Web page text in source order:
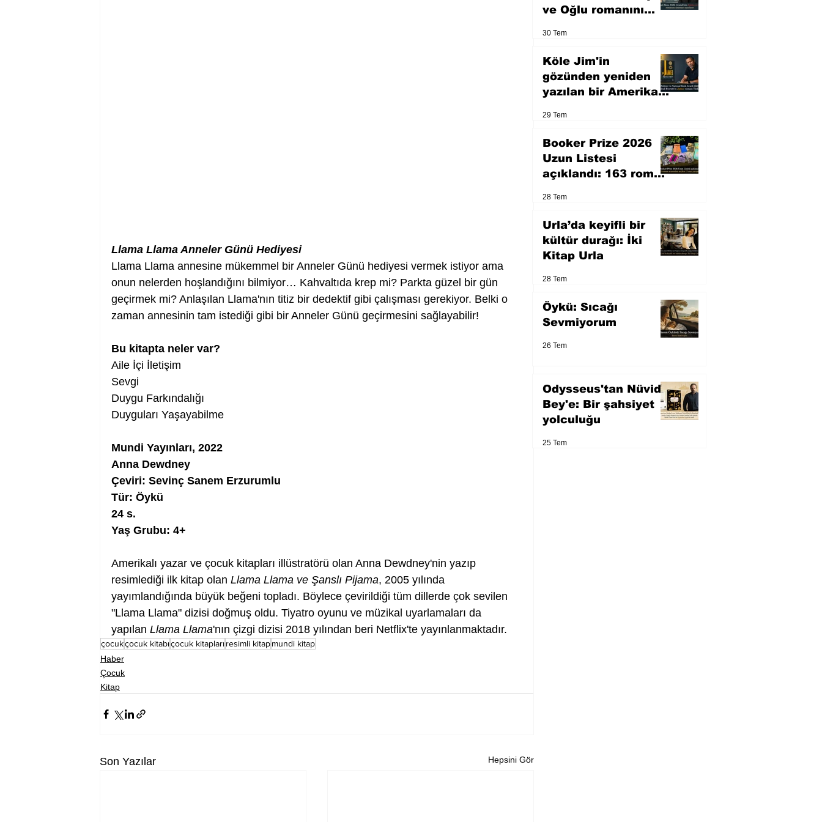
Llama Llama Anneler Günü Hediyesi
Llama Llama annesine mükemmel bir Anneler Günü hediyesi vermek istiyor ama
onun nelerden hoşlandığını bilmiyor… Kahvaltıda krep mi? Parkta güzel bir gün
geçirmek mi? Anlaşılan Llama'nın titiz bir dedektif gibi çalışması gerekiyor. Belki o
zaman annesinin tam istediği gibi bir Anneler Günü geçirmesini sağlayabilir!
Bu kitapta neler var?
Aile İçi İletişim
Sevgi
Duygu Farkındalığı
Duyguları Yaşayabilme
Mundi Yayınları, 2022
Anna Dewdney
Çeviri: Sevinç Sanem Erzurumlu
Tür: Öykü
24 s.
Yaş Grubu: 4+
Amerikalı yazar ve çocuk kitapları illüstratörü olan Anna Dewdney'nin yazıp
resimlediği ilk kitap olan Llama Llama ve Şanslı Pijama, 2005 yılında
yayımlandığında büyük beğeni topladı. Böylece çevirildiği tüm dillerde çok sevilen
"Llama Llama" dizisi doğmuş oldu. Tiyatro oyunu ve müzikal uyarlamaları da
yapılan Llama Llama'nın çizgi dizisi 2018 yılından beri Netflix'te yayınlanmaktadır.
çocukçocuk kitabıçocuk kitaplarıresimli kitapmundi kitap
Haber
Çocuk
Kitap
Son Yazılar Hepsini Gör
ve Oğlu romanını
30 Tem
Köle Jim'in
gözünden yeniden
yazılan bir Amerikan
29 Tem
Booker Prize 2026
Uzun Listesi
açıklandı: 163 roman
28 Tem
Urla’da keyifli bir
kültür durağı: İki
Kitap Urla
28 Tem
Öykü: Sıcağı
Sevmiyorum
26 Tem
Odysseus'tan Nüvid
Bey'e: Bir şahsiyet
yolculuğu
25 Tem